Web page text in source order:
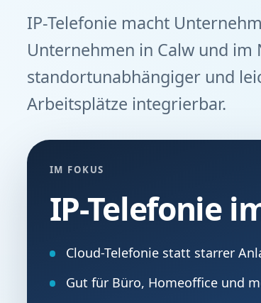
IP-Telefonie macht
Unternehmen in Calw und im
standortunabhängiger und
Arbeitsplätze integrierbar.
IM FOKUS
IP-Telefonie
Cloud-Telefonie statt starrer
Gut für Büro, Homeoffice und